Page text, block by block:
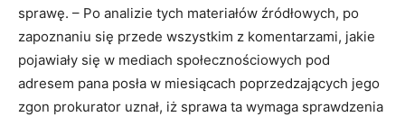
sprawę. – Po analizie tych materiałów źródłowych, po
zapoznaniu się przede wszystkim z komentarzami, jakie
pojawiały się w mediach społecznościowych pod
adresem pana posła w miesiącach poprzedzających jego
zgon prokurator uznał, iż sprawa ta wymaga sprawdzenia